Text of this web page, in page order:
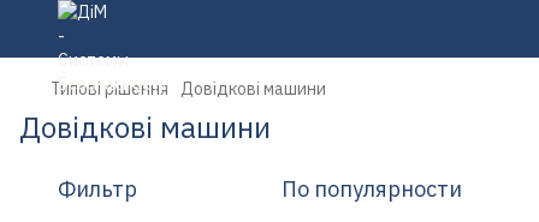
Типові рішення Довідкові машини
Довідкові машини
Фильтр По популярности